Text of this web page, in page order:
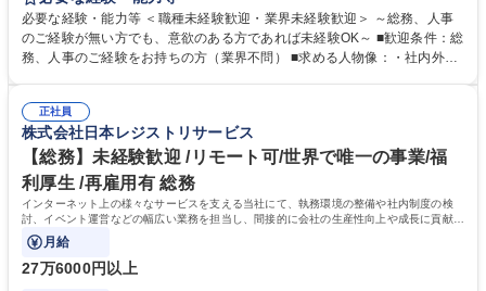
・採用・教育研修 ・福利厚生運用 など ※基本的には事務所勤務ですが、
採用や教育等の業務内容により、関西圏以外への日帰り・宿泊を伴う国内
出張もございます。 ※担当業務を持ちつつ、お互いに助け合いながら、総
必要な経験・能力等 ＜職種未経験歓迎・業界未経験歓迎＞ ～総務、人事
のご経験が無い方でも、意欲のある方であれば未経験OK～ ■歓迎条件：総
務、人事のご経験をお持ちの方（業界不問） ■求める人物像：・社内外の
正社員
株式会社日本レジストリサービス
【総務】未経験歓迎 /リモート可/世界で唯一の事業/福
利厚生 /再雇用有 総務
インターネット上の様々なサービスを支える当社にて、執務環境の整備や社内制度の検
討、イベント運営などの幅広い業務を担当し、間接的に会社の生産性向上や成長に貢献し
ている部署です。
月給
27万6000円以上